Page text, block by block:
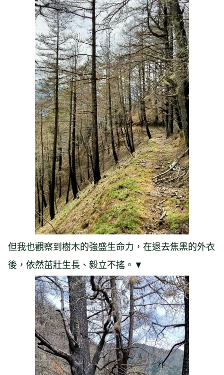
但我也觀察到樹木的強盛生命力，在退去焦黑的外衣
後，依然茁壯生長、毅立不搖。▼